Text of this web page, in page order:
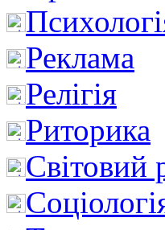
Реклама
Релігія
Риторика
Світовий